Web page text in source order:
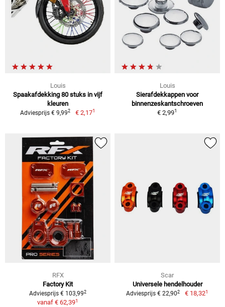
Louis
Spaakafdekking 80 stuks in vijf
kleuren
Adviesprijs € 9,992 € 2,171
Louis
Sierafdekkappen voor
binnenzeskantschroeven
€ 2,991
RFX
Factory Kit
Adviesprijs € 103,992
vanaf € 62,391
Scar
Universele hendelhouder
Adviesprijs € 22,902 € 18,321